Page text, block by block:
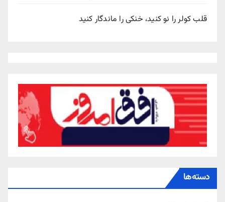
قلب کولر را نو کنید، خنکی را ماندگار کنید
دسته‌ها